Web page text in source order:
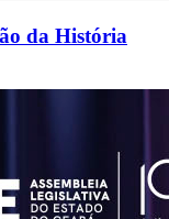
da História